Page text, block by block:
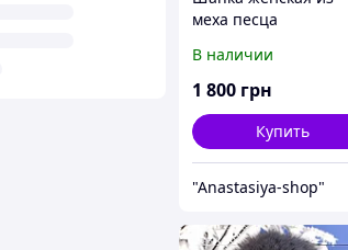
меха песца
В наличии
1 800 грн
Купить
"Anastasiya-shop"